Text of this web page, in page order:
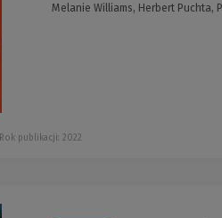
Melanie Williams, Herbert Puchta,
Rok publikacji: 2022